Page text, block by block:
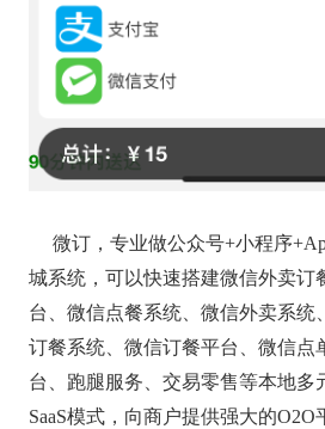
微订，专业做公众号+小程序
城系统，可以快速搭建微信外卖订
台、微信点餐系统、微信外卖系统
订餐系统、微信订餐平台、微信点
台、跑腿服务、交易零售等本地多
SaaS模式，向商户提供强大的O2O